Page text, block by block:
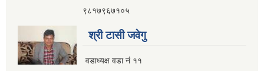
९८१७९६७१०५
श्री टासी जवेगु
वडाध्यक्ष वडा नं ११